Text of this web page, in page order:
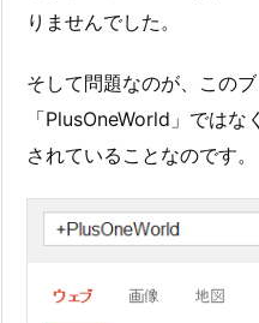
りませんでした。
そして問題なのが、この
「PlusOneWorld」ではなく
されていることなのです。